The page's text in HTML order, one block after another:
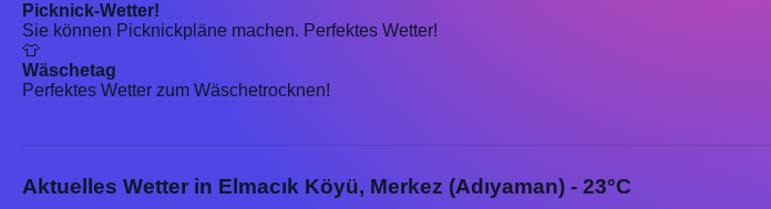
Picknick-Wetter!
Sie können Picknickpläne machen. Perfektes Wetter!
👕
Wäschetag
Perfektes Wetter zum Wäschetrocknen!
Aktuelles Wetter in Elmacık Köyü, Merkez (Adıyaman) - 23°C